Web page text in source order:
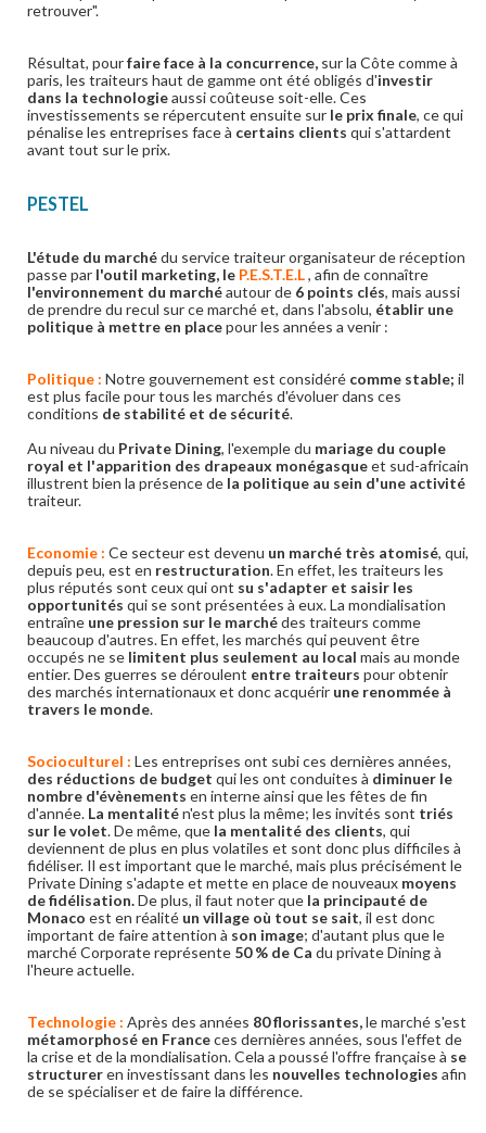
retrouver".
Résultat, pourfaire face à la concurrence, sur la Côte comme à
paris, les traiteurs haut de gamme ont été obligés d'investir
dans la technologieaussi coûteuse soit-elle. Ces
investissements se répercutent ensuite sur le prix finale, ce qui
pénalise les entreprises face à certains clients qui s'attardent
avant tout sur le prix.
PESTEL
L'étude du marchédu service traiteur organisateur de réception
passe par l'outil marketing, le P.E.S.T.E.L, afin de connaître
l'environnement du marchéautour de 6 points clés, mais aussi
de prendre du recul sur ce marché et, dans l'absolu, établir une
politique à mettre en placepour les années a venir :
Politique : Notre gouvernement est considéré comme stable; il
est plus facile pour tous les marchés d'évoluer dans ces
conditions de stabilité et de sécurité.
Au niveau du Private Dining, l'exemple du mariage du couple
royal et l'apparition des drapeaux monégasqueet sud-africain
illustrent bien la présence de la politique au sein d'une activité
traiteur.
Economie : Ce secteur est devenu un marché très atomisé, qui,
depuis peu, est en restructuration. En effet, les traiteurs les
plus réputés sont ceux qui ont su s'adapter et saisir les
opportunités qui se sont présentées à eux. La mondialisation
entraîne une pression sur le marchédes traiteurs comme
beaucoup d'autres. En effet, les marchés qui peuvent être
occupés ne se limitent plus seulement au local mais au monde
entier. Des guerres se déroulent entre traiteurs pour obtenir
des marchés internationaux et donc acquérir une renommée à
travers le monde.
Socioculturel : Les entreprises ont subi ces dernières années,
des réductions de budget qui les ont conduites à diminuer le
nombre d'évènements en interne ainsi que les fêtes de fin
d'année. La mentalitén'est plus la même; les invités sont triés
sur le volet. De même, que la mentalité des clients, qui
deviennent de plus en plus volatiles et sont donc plus difficiles à
fidéliser. Il est important que le marché, mais plus précisément le
Private Dining s'adapte et mette en place de nouveaux moyens
de fidélisation.De plus, il faut noter que la principauté de
Monaco est en réalité un village où tout se sait, il est donc
important de faire attention à son image; d'autant plus que le
marché Corporate représente 50 % de Ca du private Dining à
l'heure actuelle.
Technologie : Après des années 80 florissantes,le marché s'est
métamorphosé en Franceces dernières années, sous l'effet de
la crise et de la mondialisation. Cela a poussé l'offre française à se
structureren investissant dans les nouvelles technologies afin
de se spécialiser et de faire la différence.